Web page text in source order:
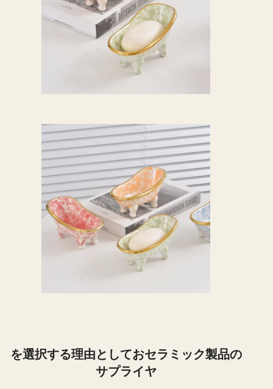
を選択する理由としておセラミック製品の
サプライヤ